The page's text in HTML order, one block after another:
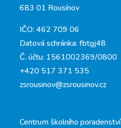
683 01 Rousínov
IČO: 462 709 06
Datová schránka: fbtgj48
Č. účtu: 1561002369/0800
+420 517 371 535
zsrousinov@zsrousinov.cz
Centrum školního poradenství